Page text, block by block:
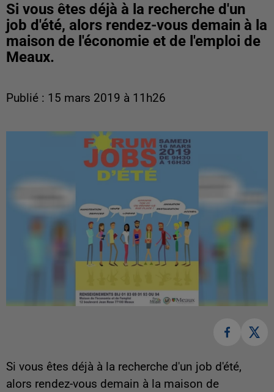
Si vous êtes déjà à la recherche d'un
job d'été, alors rendez-vous demain à la
maison de l'économie et de l'emploi de
Meaux.
Publié : 15 mars 2019 à 11h26
Si vous êtes déjà à la recherche d'un job d'été,
alors rendez-vous demain à la maison de